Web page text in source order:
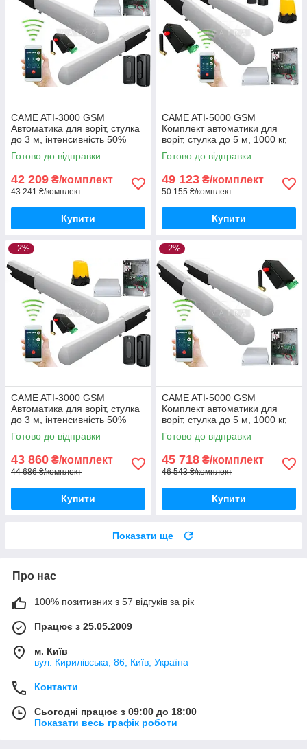
CAME ATI-3000 GSM
Автоматика для воріт, стулка
до 3 м, інтенсивність 50%
Готово до відправки
42 209 ₴/комплект
43 241 ₴/комплект
Купити
CAME ATI-5000 GSM
Комплект автоматики для
воріт, стулка до 5 м, 1000 кг,
інтенсивність 50%
Готово до відправки
49 123 ₴/комплект
50 155 ₴/комплект
Купити
–2%
CAME ATI-3000 GSM
Автоматика для воріт, стулка
до 3 м, інтенсивність 50%
Готово до відправки
43 860 ₴/комплект
44 686 ₴/комплект
Купити
–2%
CAME ATI-5000 GSM
Комплект автоматики для
воріт, стулка до 5 м, 1000 кг,
інтенсивність 50%
Готово до відправки
45 718 ₴/комплект
46 543 ₴/комплект
Купити
Показати ще
Про нас
100% позитивних з 57 відгуків за рік
Працює з 25.05.2009
м. Київ
вул. Кирилівська, 86, Київ, Україна
Контакти
Сьогодні працює з 09:00 до 18:00
Показати весь графік роботи